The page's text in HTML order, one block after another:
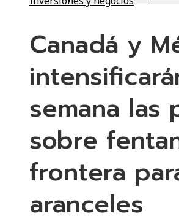
Canadá y
semana las
sobre
frontera
aranceles